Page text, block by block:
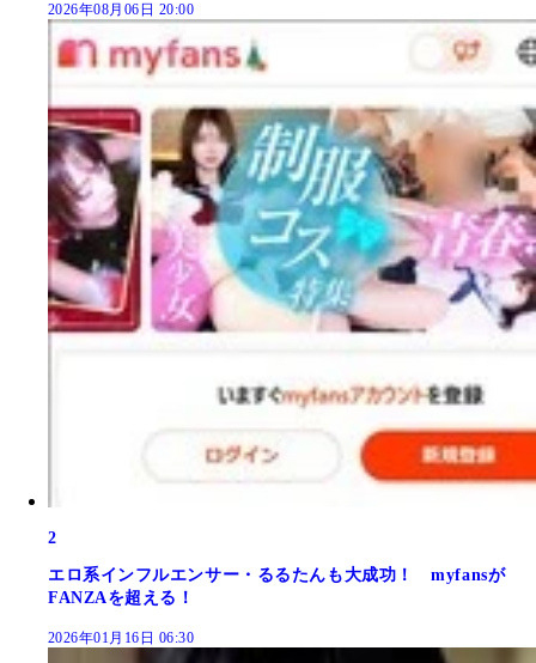
2026年08月06日 20:00
2
エロ系インフルエンサー・るるたんも大成功！ myfansが
FANZAを超える！
2026年01月16日 06:30